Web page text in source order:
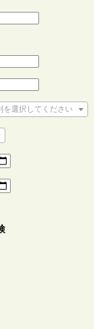
を選択してください
してください